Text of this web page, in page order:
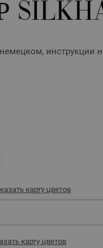
инструкции
карту цветов
карту цветов